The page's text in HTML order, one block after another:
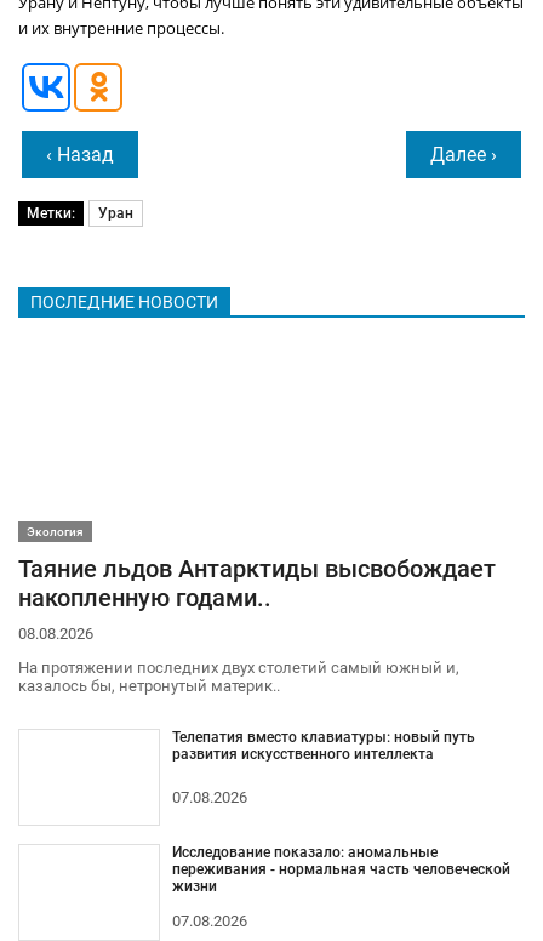
и их внутренние процессы.
‹ Назад Далее ›
Метки: Уран
ПОСЛЕДНИЕ НОВОСТИ
Экология
Таяние льдов Антарктиды высвобождает
накопленную годами..
08.08.2026
На протяжении последних двух столетий самый южный и,
казалось бы, нетронутый материк..
Телепатия вместо клавиатуры: новый путь
развития искусственного интеллекта
07.08.2026
Исследование показало: аномальные
переживания - нормальная часть человеческой
жизни
07.08.2026